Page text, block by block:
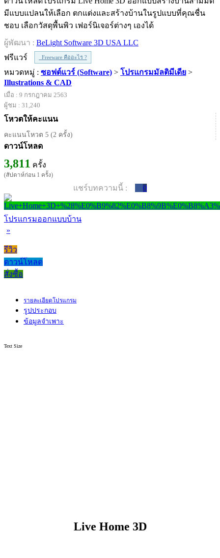
มีแบบแปลนให้เลือก ตกแต่งและสร้างบ้านในรูปแบบที่คุณชื่น
ชอบ เลือกวัสดุพื้นพิว เฟอร์นิเจอร์ต่างๆ เองได้
ผู้พัฒนา : BeLight Software 3D USA LLC
ฟรีแวร์
Freeware คืออะไร ?
หมวดหมู่ : ซอฟต์แวร์ (Software) > โปรแกรมมัลติมีเดีย >
Illustrations & CAD
เมื่อ : 9 กรกฎาคม 2563
ผู้ชม : 31,240
โหวตให้คะแนน
คะแนนโหวต 5 (2 ครั้ง)
ดาวน์โหลด
3,811 ครั้ง
(สัปดาห์ก่อน 1 ครั้ง)
แชร์บทความนี้ : 0
โปรแกรมออกแบบบ้าน
»
รีวิว
ดาวน์โหลด
สั่งซื้อ
รายละเอียดโปรแกรม
รูปประกอบ
ข้อมูลจำเพาะ
Text Size
Live Home 3D